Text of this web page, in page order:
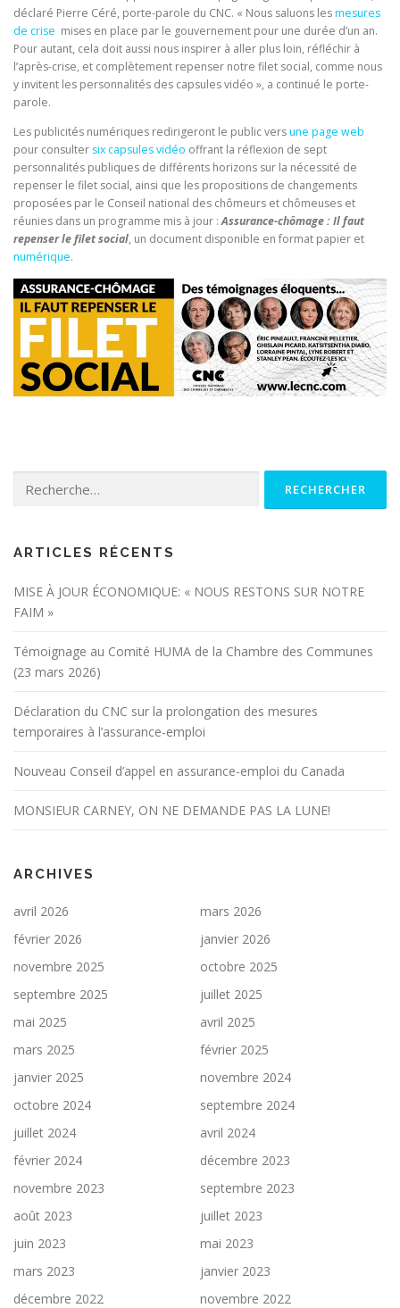
déclaré Pierre Céré, porte-parole du CNC. « Nous saluons lesmesures
de crise mises en place par le gouvernement pour une durée d’un an.
Pour autant, cela doit aussi nous inspirer à aller plus loin, réfléchir à
l’après-crise, et complètement repenser notre filet social, comme nous
y invitent les personnalités des capsules vidéo », a continué le porte-
parole.
Les publicités numériques redirigeront le public versune page web
pour consulter six capsules vidéo offrant la réflexion de sept
personnalités publiques de différents horizons sur la nécessité de
repenser le filet social, ainsi que les propositions de changements
proposées par le Conseil national des chômeurs et chômeuses et
réunies dans un programme mis à jour :Assurance-chômage : Il faut
repenser le filet social, un document disponible en format papier et
numérique.
ARTICLES RÉCENTS
MISE À JOUR ÉCONOMIQUE: « NOUS RESTONS SUR NOTRE
FAIM »
Témoignage au Comité HUMA de la Chambre des Communes
(23 mars 2026)
Déclaration du CNC sur la prolongation des mesures
temporaires à l’assurance-emploi
Nouveau Conseil d’appel en assurance-emploi du Canada
MONSIEUR CARNEY, ON NE DEMANDE PAS LA LUNE!
ARCHIVES
avril 2026
mars 2026
février 2026
janvier 2026
novembre 2025
octobre 2025
septembre 2025
juillet 2025
mai 2025
avril 2025
mars 2025
février 2025
janvier 2025
novembre 2024
octobre 2024
septembre 2024
juillet 2024
avril 2024
février 2024
décembre 2023
novembre 2023
septembre 2023
août 2023
juillet 2023
juin 2023
mai 2023
mars 2023
janvier 2023
décembre 2022
novembre 2022